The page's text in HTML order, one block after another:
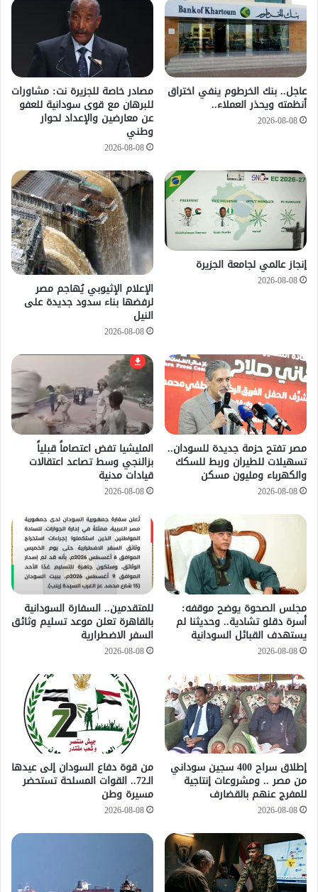
عاجل.. بنك الخرطوم ينفي اختراق
أنظمته ويحذر العملاء..
2026-08-08
مصادر خاصة للجزيرة نت: مشاورات
للبرهان مع قوى سودانية للعفو
عن معارضين والإعداد لحوار
وطني
2026-08-08
إنجاز عالمي لجامعة الجزيرة
2026-08-08 الإعلام الإثيوبي يُهاجم مصر
لرفضها بناء سدود جديدة على
النيل
2026-08-08
مصر تفتح حزمة جديدة للسودان..
تسهيلات للطيران وربط للسكك
والكهرباء ومليون مسكن
2026-08-08
المليشيا تفض اعتصاماً قبلياً
بزالنجي وسط تصاعد اعتقالات
قيادات مدنية
2026-08-08
مجلس الصحوة يوضح موقفه:
أسرة دقلو تشادية.. وحديثنا لم
يستهدف القبائل السودانية
2026-08-08
للمتقدمين.. السفارة السودانية
بالقاهرة تعلن موعد تسليم وثائق
السفر الاضطرارية
2026-08-08
إطلاق سراح 400 سجين سوداني
من مصر .. ومشروعات إنتاجية
للمفرج عنهم بالقضارف
2026-08-08
من قوة دفاع السودان إلى عيدها
الـ72.. القوات المسلحة تستحضر
مسيرة وطن
2026-08-08